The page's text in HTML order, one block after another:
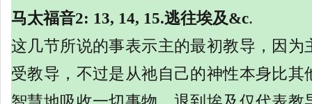
马太福音2: 13, 14, 15.逃往埃及&c.
这几节所说的事表示主的最初教导，因为
受教导，不过是从祂自己的神性本身比其